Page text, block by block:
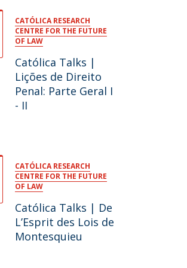
CATÓLICA RESEARCH
CENTRE FOR THE FUTURE
OF LAW
Católica Talks |
Lições de Direito
Penal: Parte Geral I
- II
CATÓLICA RESEARCH
CENTRE FOR THE FUTURE
OF LAW
Católica Talks | De
L’Esprit des Lois de
Montesquieu